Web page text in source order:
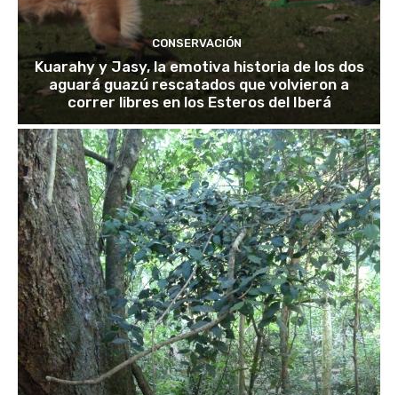
CONSERVACIÓN
Kuarahy y Jasy, la emotiva historia de los dos
aguará guazú rescatados que volvieron a
correr libres en los Esteros del Iberá